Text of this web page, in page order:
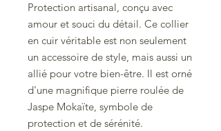
Protection artisanal, conçu avec
amour et souci du détail. Ce collier
en cuir véritable est non seulement
un accessoire de style, mais aussi un
allié pour votre bien-être. Il est orné
d'une magnifique pierre roulée de
Jaspe Mokaïte, symbole de
protection et de sérénité.